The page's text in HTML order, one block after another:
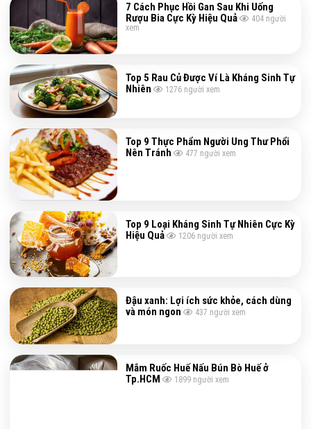
7 Cách Phục Hồi Gan Sau Khi Uống
Rượu Bia Cực Kỳ Hiệu Quả
404 người
xem
Top 5 Rau Củ Được Ví Là Kháng Sinh Tự
Nhiên
1276 người xem
Top 9 Thực Phẩm Người Ung Thư Phổi
Nên Tránh
477 người xem
Top 9 Loại Kháng Sinh Tự Nhiên Cực Kỳ
Hiệu Quả
1206 người xem
Đậu xanh: Lợi ích sức khỏe, cách dùng
và món ngon
437 người xem
Mắm Ruốc Huế Nấu Bún Bò Huế ở
Tp.HCM
1899 người xem